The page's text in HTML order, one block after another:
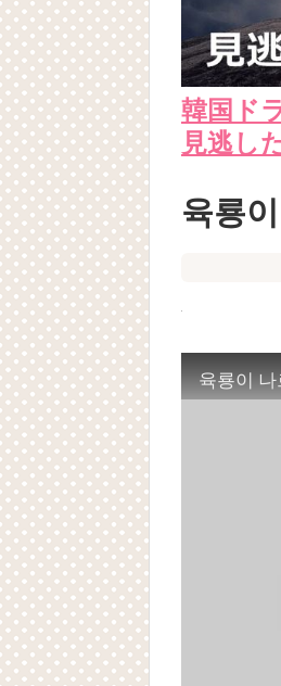
韓国ド
見逃し
육룡
육룡이